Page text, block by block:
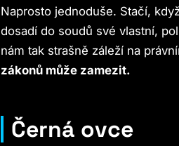
Naprosto jednoduše. Stačí,
dosadí do soudů své vlastní,
nám tak strašně záleží na
zákonů může zamezit.
Černá ovce